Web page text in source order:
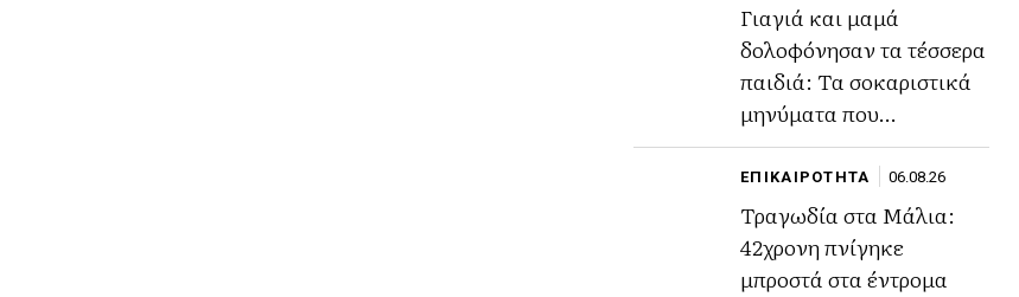
Γιαγιά και μαμά
δολοφόνησαν τα τέσσερα
παιδιά: Τα σοκαριστικά
μηνύματα που
αποκάλυψαν το σχέδιο
τους.
ΕΠΙΚΑΙΡΟΤΗΤΑ 06.08.26
Τραγωδία στα Μάλια:
42χρονη πνίγηκε
μπροστά στα έντρομα